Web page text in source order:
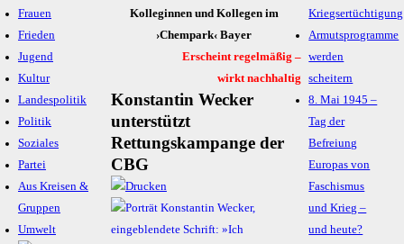
Frauen
Frieden
Jugend
Kultur
Landespolitik
Politik
Soziales
Partei
Aus Kreisen &
Gruppen
Umwelt
Kolleginnen und Kollegen im
›Chempark‹ Bayer
Erscheint regelmäßig –
wirkt nachhaltig
Konstantin Wecker
unterstützt
Rettungskampange der
CBG
Kriegsertüchtigung
Armutsprogramme
werden
scheitern
8. Mai 1945 –
Tag der
Befreiung
Europas von
Faschismus
und Krieg –
und heute?